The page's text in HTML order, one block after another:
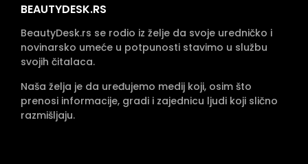
BEAUTYDESK.RS
BeautyDesk.rs se rodio iz želje da svoje uredničko i
novinarsko umeće u potpunosti stavimo u službu
svojih čitalaca.
Naša želja je da uređujemo medij koji, osim što
prenosi informacije, gradi i zajednicu ljudi koji slično
razmišljaju.